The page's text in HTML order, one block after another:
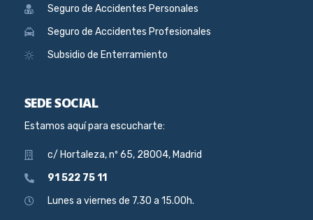
Seguro de Accidentes Personales
Seguro de Accidentes Profesionales
Subsidio de Enterramiento
SEDE SOCIAL
Estamos aquí para escucharte:
c/ Hortaleza, nº 65, 28004, Madrid
91 522 75 11
Lunes a viernes de 7.30 a 15.00h.